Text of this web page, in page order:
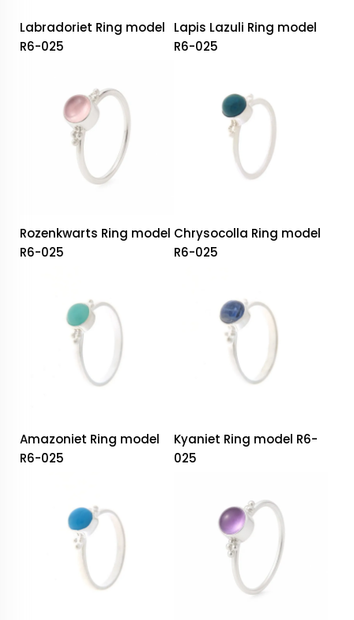
Labradoriet Ring model
R6-025
Lapis Lazuli Ring model
R6-025
Rozenkwarts Ring model
R6-025
Chrysocolla Ring model
R6-025
Amazoniet Ring model
R6-025
Kyaniet Ring model R6-
025